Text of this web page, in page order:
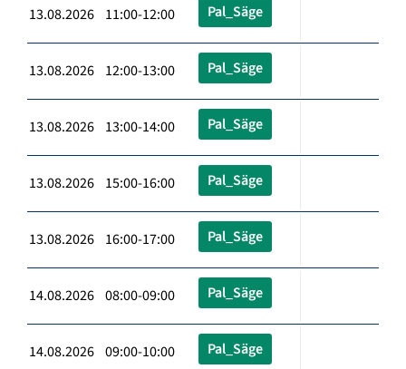
13.08.2026 11:00-12:00 Pal_Säge
13.08.2026 12:00-13:00 Pal_Säge
13.08.2026 13:00-14:00 Pal_Säge
13.08.2026 15:00-16:00 Pal_Säge
13.08.2026 16:00-17:00 Pal_Säge
14.08.2026 08:00-09:00 Pal_Säge
14.08.2026 09:00-10:00 Pal_Säge